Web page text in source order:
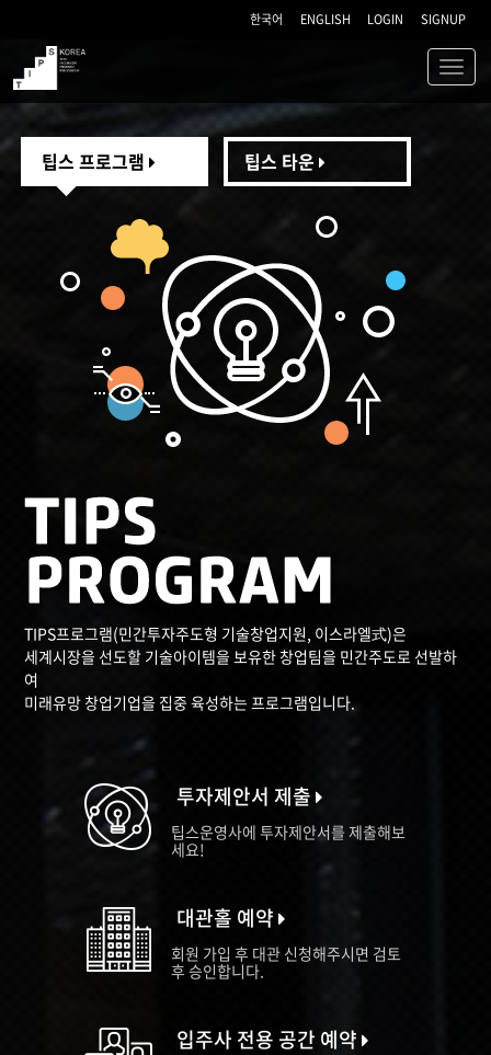
한국어 ENGLISH LOGIN SIGNUP
TIPS
팁스 프로그램 팁스 타운
TIPS프로그램(민간투자주도형 기술창업지원, 이스라엘式)은
세계시장을 선도할 기술아이템을 보유한 창업팀을 민간주도로 선발하
여
미래유망 창업기업을 집중 육성하는 프로그램입니다.
투자제안서 제출
팁스운영사에 투자제안서를 제출해보
세요!
대관홀 예약
회원 가입 후 대관 신청해주시면 검토
후 승인합니다.
입주사 전용 공간 예약